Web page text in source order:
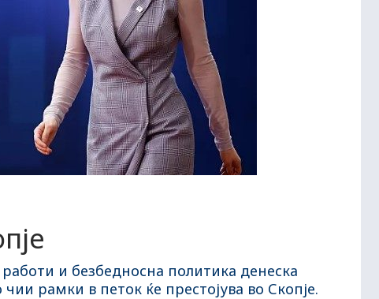
и безбедносна политика денеска
рамки в петок ќе престојува во Скопје.